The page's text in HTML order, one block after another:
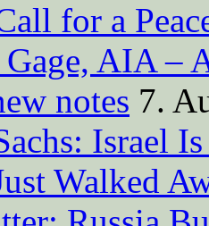
for a
AIA –
notes 7.
Israel
Walked